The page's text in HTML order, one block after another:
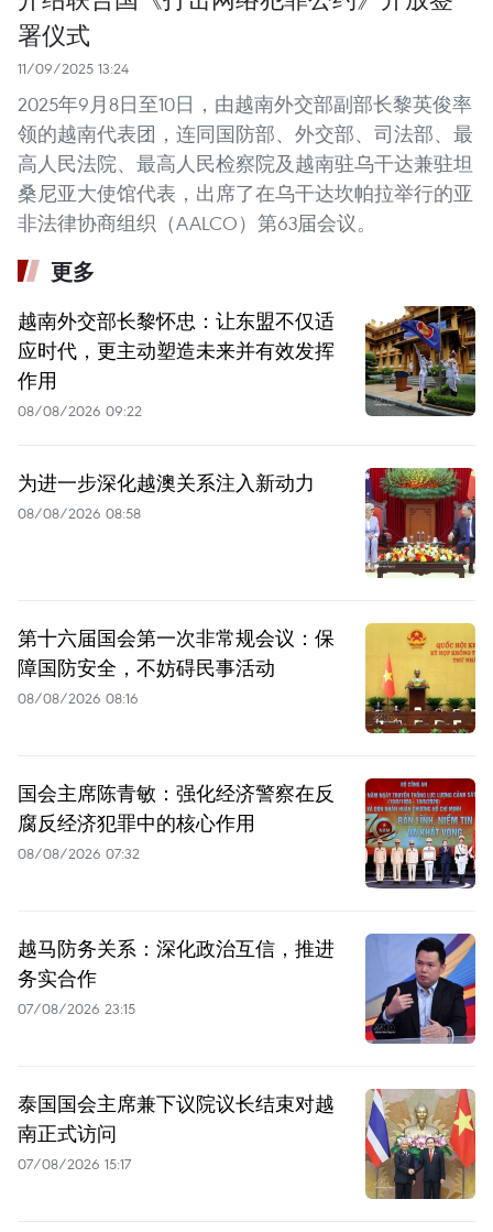
署仪式
11/09/2025 13:24
2025年9月8日至10日，由越南外交部副部长黎英俊率
领的越南代表团，连同国防部、外交部、司法部、最
高人民法院、最高人民检察院及越南驻乌干达兼驻坦
桑尼亚大使馆代表，出席了在乌干达坎帕拉举行的亚
非法律协商组织（AALCO）第63届会议。
更多
越南外交部长黎怀忠：让东盟不仅适
应时代，更主动塑造未来并有效发挥
作用
08/08/2026 09:22
为进一步深化越澳关系注入新动力
08/08/2026 08:58
第十六届国会第一次非常规会议：保
障国防安全，不妨碍民事活动
08/08/2026 08:16
国会主席陈青敏：强化经济警察在反
腐反经济犯罪中的核心作用
08/08/2026 07:32
越马防务关系：深化政治互信，推进
务实合作
07/08/2026 23:15
泰国国会主席兼下议院议长结束对越
南正式访问
07/08/2026 15:17